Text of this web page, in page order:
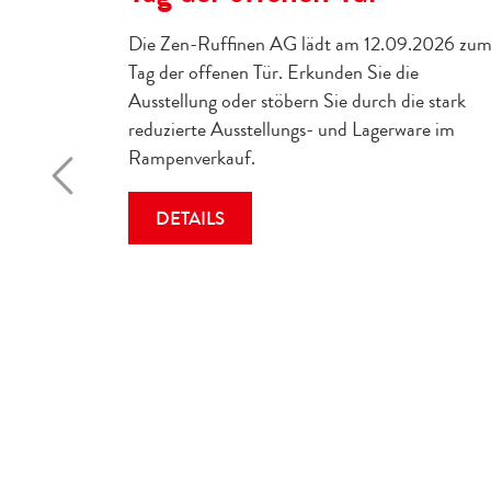
Die Zen-Ruffinen AG lädt am 12.09.2026 zum
Tag der offenen Tür. Erkunden Sie die
Ausstellung oder stöbern Sie durch die stark
reduzierte Ausstellungs- und Lagerware im
Rampenverkauf.
DETAILS